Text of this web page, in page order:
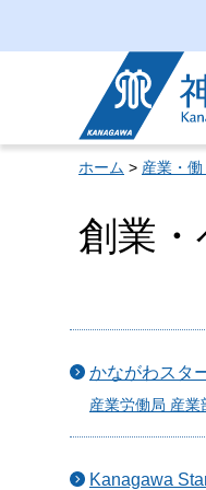
神奈川県
ホーム > 産業・働
創業
かながわス
産業労働局 産業
Kanagawa